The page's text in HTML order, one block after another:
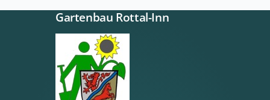
Gartenbau Rottal-Inn